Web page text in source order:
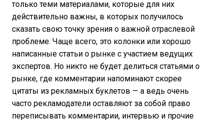
только теми материалами, которые для них
действительно важны, в которых получилось
сказать свою точку зрения о важной отраслевой
проблеме. Чаще всего, это колонки или хорошо
написанные статьи о рынке с участием ведущих
экспертов. Но никто не будет делиться статьями о
рынке, где комментарии напоминают скорее
цитаты из рекламных буклетов — а ведь очень
часто рекламодатели оставляют за собой право
переписывать комментарии, интервью и прочие